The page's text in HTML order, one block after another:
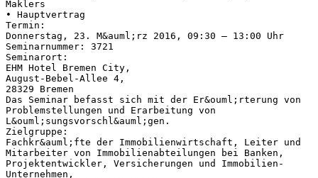
Maklers
• Hauptvertrag
Termin:
Donnerstag, 23. M&auml;rz 2016, 09:30 – 13:00 Uhr
Seminarnummer: 3721
Seminarort:
EHM Hotel Bremen City,
August-Bebel-Allee 4,
28329 Bremen
Das Seminar befasst sich mit der Er&ouml;rterung von
Problemstellungen und Erarbeitung von
L&ouml;sungsvorschl&auml;gen.
Zielgruppe:
Fachkr&auml;fte der Immobilienwirtschaft, Leiter und
Mitarbeiter von Immobilienabteilungen bei Banken,
Projektentwickler, Versicherungen und Immobilien-
Unternehmen,